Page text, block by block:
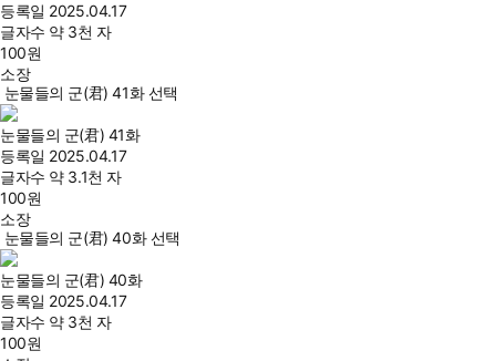
등록일 2025.04.17
글자수 약 3천 자
100원
소장
눈물들의 군(君) 41화 선택
눈물들의 군(君) 41화
등록일 2025.04.17
글자수 약 3.1천 자
100원
소장
눈물들의 군(君) 40화 선택
눈물들의 군(君) 40화
등록일 2025.04.17
글자수 약 3천 자
100원